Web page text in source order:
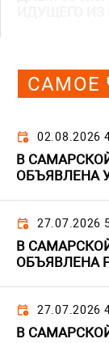
ИДУЩЕГО
САМОЕ
02.08.2026
В
ОБЪЯВЛЕНА
27.07.2026
В
ОБЪЯВЛЕНА
27.07.2026
В